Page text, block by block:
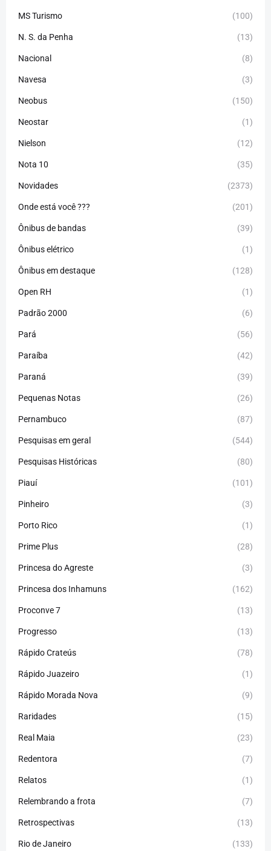
MS Turismo (100)
N. S. da Penha (13)
Nacional (8)
Navesa (3)
Neobus (150)
Neostar (1)
Nielson (12)
Nota 10 (35)
Novidades (2373)
Onde está você ??? (201)
Ônibus de bandas (39)
Ônibus elétrico (1)
Ônibus em destaque (128)
Open RH (1)
Padrão 2000 (6)
Pará (56)
Paraíba (42)
Paraná (39)
Pequenas Notas (26)
Pernambuco (87)
Pesquisas em geral (544)
Pesquisas Históricas (80)
Piauí (101)
Pinheiro (3)
Porto Rico (1)
Prime Plus (28)
Princesa do Agreste (3)
Princesa dos Inhamuns (162)
Proconve 7 (13)
Progresso (13)
Rápido Crateús (78)
Rápido Juazeiro (1)
Rápido Morada Nova (9)
Raridades (15)
Real Maia (23)
Redentora (7)
Relatos (1)
Relembrando a frota (7)
Retrospectivas (13)
Rio de Janeiro (133)